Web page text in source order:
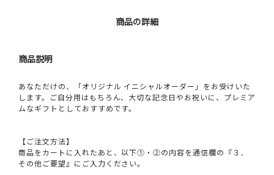
商品の詳細
商品説明
あなただけの、「オリジナル イニシャルオーダー」をお受けいた
します。ご自分用はもちろん、大切な記念日やお祝いに、プレミア
ムなギフトとしておすすめです。
【ご注文方法】
商品をカートに入れたあと、以下①・②の内容を通信欄の『３．
その他ご要望』にご入力ください。